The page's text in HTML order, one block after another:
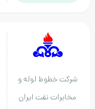
شرکت خطوط لوله و
مخابرات نفت ایران